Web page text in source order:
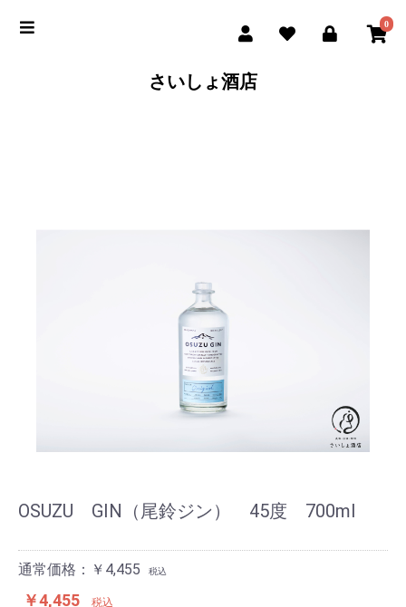
0
さいしょ酒店
OSUZU GIN（尾鈴ジン） 45度 700ml
通常価格：￥4,455 税込
￥4,455 税込